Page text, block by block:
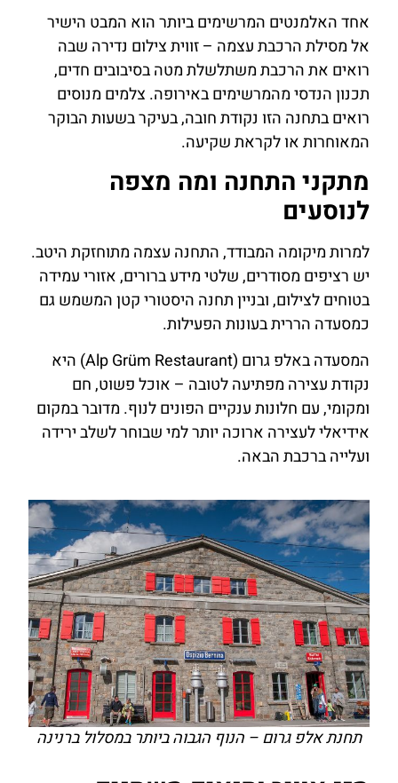
אחד האלמנטים המרשימים ביותר הוא המבט הישיר
אל מסילת הרכבת עצמה – זווית צילום נדירה שבה
רואים את הרכבת משתלשלת מטה בסיבובים חדים,
תכנון הנדסי מהמרשימים באירופה. צלמים מנוסים
רואים בתחנה הזו נקודת חובה, בעיקר בשעות הבוקר
המאוחרות או לקראת שקיעה.
מתקני התחנה ומה מצפה
לנוסעים
למרות מיקומה המבודד, התחנה עצמה מתוחזקת היטב.
יש רציפים מסודרים, שלטי מידע ברורים, אזורי עמידה
בטוחים לצילום, ובניין תחנה היסטורי קטן המשמש גם
כמסעדה הררית בעונות הפעילות.
המסעדה באלפ גרום (Alp Grüm Restaurant) היא
נקודת עצירה מפתיעה לטובה – אוכל פשוט, חם
ומקומי, עם חלונות ענקיים הפונים לנוף. מדובר במקום
אידיאלי לעצירה ארוכה יותר למי שבוחר לשלב ירידה
ועלייה ברכבת הבאה.
תחנת אלפ גרום – הנוף הגבוה ביותר במסלול ברנינה